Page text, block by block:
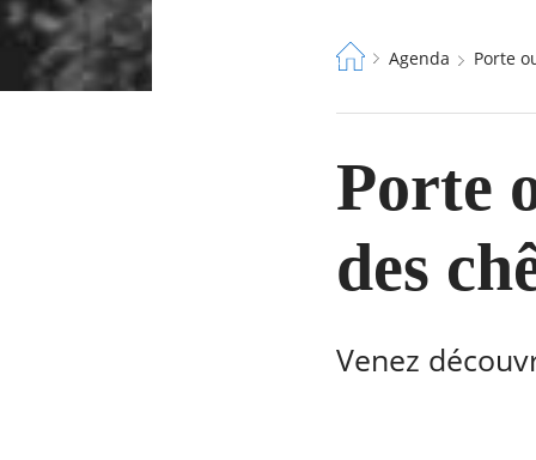
Fil
Agenda Porte
Porte
des
Venez